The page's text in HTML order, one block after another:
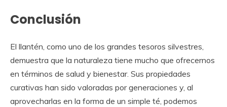
Conclusión
El llantén, como uno de los grandes tesoros silvestres,
demuestra que la naturaleza tiene mucho que ofrecernos
en términos de salud y bienestar. Sus propiedades
curativas han sido valoradas por generaciones y, al
aprovecharlas en la forma de un simple té, podemos